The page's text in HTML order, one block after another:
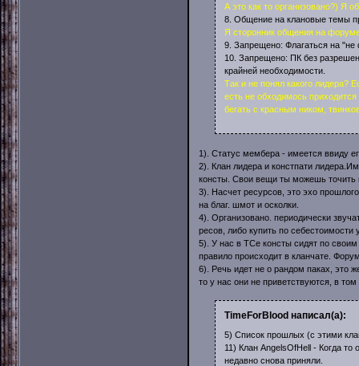
А это как то организовано?) Я
8. Общение на клановые темы
Я сторонник общения на
9. Запрещено: Флагаться на "не
10. Запрещено: ПК без
крайней необходимости.
Так и не понял какого лидера?
есть не обходимось
бегать с красным ником,
1). Статус мембера - имеется ввиду
2). Клан лидера и констпати
консты. Свои вещи ты можешь точить
3). Насчет ресурсов, это эхо
на благ. шмот и осколки.
4). Организовано. периодически
ресов, либо купить по себестоимости
5). У нас в ТСе консты сидят по
правило происходит в кланчате.
6). Речь идет не о рандом паках, это
то у нас они не приветствуются, в
TimeForBlood написал(а):
5) Список прошлых (с этими
11) Клан AngelsOfHell - Когда
недавно снова приняли.